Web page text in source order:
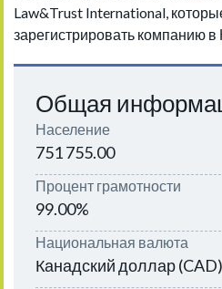
Law&Trust International,
зарегистрировать компанию
Общая
Население
751 755.00
Процент грамотности
99.00%
Национальная валюта
Канадский доллар (CAD)